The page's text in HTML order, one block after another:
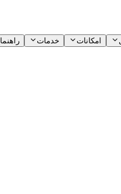
امکانات خدمات
راهنما